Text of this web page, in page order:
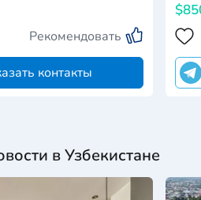
Рекомендовать
контакты
в Узбекистане